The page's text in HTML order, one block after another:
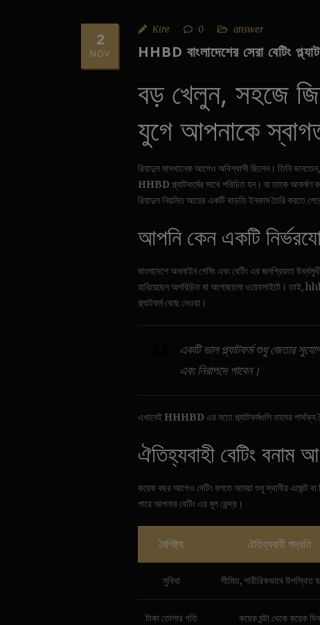
2
NOV
Kire 0 answer
HHBD বাংলাদেশের সেরা বেটিং
বড় খেলুন, সহজে
যুগে আপনাকে
রিয়াদুল মাসখানেক আগেও অবিশ্বাসী ছিলেন। তিনি
HHBD প্ল্যাটফর্মের সাথে পরিচিত হন। যা তাকে
রিয়াদুল নিয়মিত আয়ের একটি বাড়তি ইনকাম তৈরি করতে
আপনি কেন একটি
বাংলাদেশে অনলাইন গেমিং এবং বেটিং এর জনপ্রিয়তা
হারিয়েছেন অপরিচিত বা অগোছালো ওয়েবসাইটে। তাই,
প্ল্যাটফর্ম বেছে নেওয়া।
একটি ভাল প্ল্যাটফর্ম শুধু জেতার
এবং নিরাপদে পাবেন।
এখানেই HHHBD এর মতো প্ল্যাটফর্মগুলি তাদের
ঐতিহ্যবাহী বেটিং বনাম
কয়েক বছর আগেও বেটিং বলতে আমরা শুধু স্থানীয় এজেন্ট
পারে আপনার বেটিং এর মূল কেন্দ্র।
বৈশিষ্ট্য ঐতিহ্যবাহী পদ্ধতি
সুবিধা সীমিত, শারীরিকভাবে উপস্থিত
টাকা তোলার গতি কয়েক ঘন্টা থেকে কয়েক দিন